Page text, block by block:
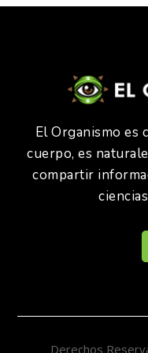
El Organismo es
cuerpo, es
compartir
Derechos